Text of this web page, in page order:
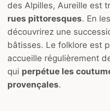
des Alpilles, Aureille est
rues pittoresques. En
découvrirez une
bâtisses. Le folklore est
accueille régulièrement
qui perpétue les
provençales.